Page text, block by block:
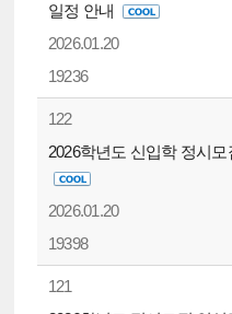
일정 안내
2026.01.20
19236
122
2026학년도 신입학 정시
2026.01.20
19398
121